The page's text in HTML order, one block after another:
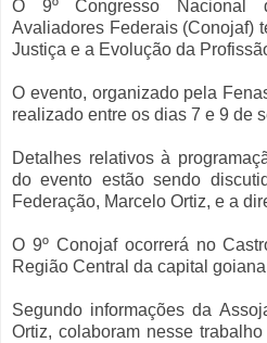
O 9º Congresso Nacional
Avaliadores Federais (Conojaf)
Justiça e a Evolução da
O evento, organizado pela
realizado entre os dias 7 e 9 de
Detalhes relativos à
do evento estão sendo
Federação, Marcelo Ortiz, e a
O 9º Conojaf ocorrerá no
Região Central da capital
Segundo informações da
Ortiz, colaboram nesse